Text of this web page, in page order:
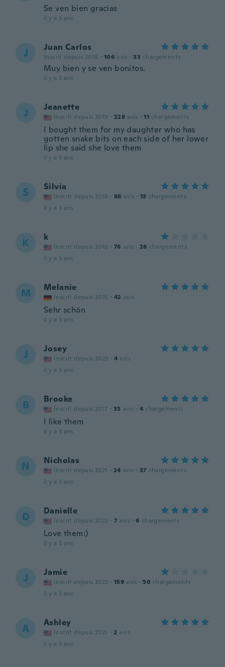
Se ven bien gracias
il y a 3 ans
J Juan Carlos
Inscrit depuis 2016 · 106 avis · 33 chargements
Muy bien y se ven bonitos.
il y a 3 ans
J Jeanette
Inscrit depuis 2019 · 228 avis · 11 chargements
I bought them for my daughter who has
gotten snake bits on each side of her lower
lip she said she love them
il y a 3 ans
S Silvia
Inscrit depuis 2018 · 86 avis · 13 chargements
il y a 3 ans
K k
Inscrit depuis 2016 · 76 avis · 28 chargements
il y a 3 ans
M Melanie
Inscrit depuis 2015 · 42 avis
Sehr schön
il y a 3 ans
J Josey
Inscrit depuis 2023 · 4 avis
il y a 3 ans
B Brooke
Inscrit depuis 2017 · 35 avis · 4 chargements
I like them
il y a 3 ans
N Nicholas
Inscrit depuis 2021 · 24 avis · 37 chargements
il y a 3 ans
D Danielle
Inscrit depuis 2022 · 7 avis · 6 chargements
Love them:)
il y a 3 ans
J Jamie
Inscrit depuis 2022 · 159 avis · 50 chargements
il y a 3 ans
A Ashley
Inscrit depuis 2021 · 2 avis
il y a 3 ans